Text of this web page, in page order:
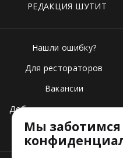
РЕДАКЦИЯ ШУТИТ
Нашли ошибку?
Для рестораторов
Вакансии
Добавить свое заведение
Тарифы
Мы